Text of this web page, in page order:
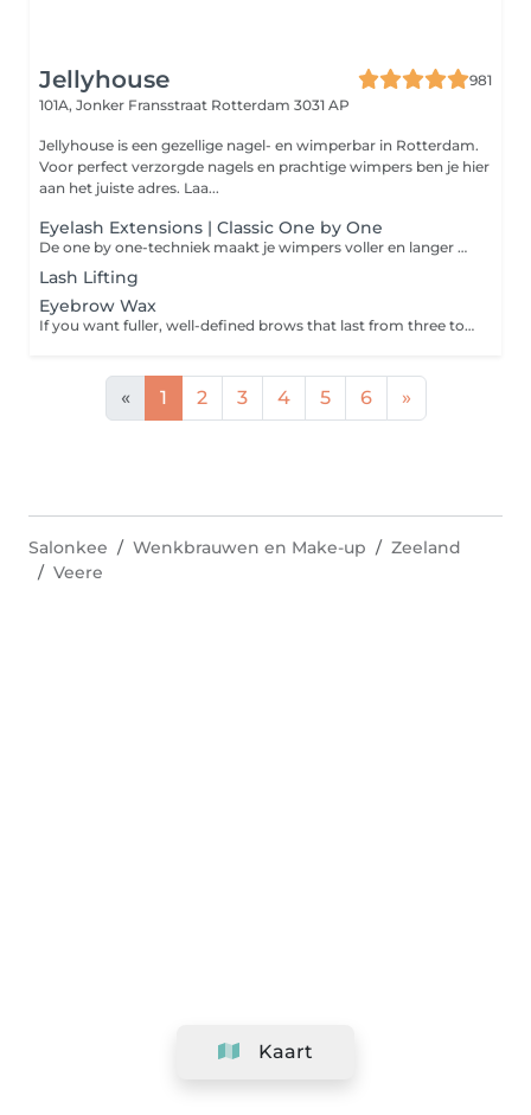
Jellyhouse
981
101A, Jonker Fransstraat Rotterdam 3031 AP
Jellyhouse is een gezellige nagel- en wimperbar in Rotterdam.
Voor perfect verzorgde nagels en prachtige wimpers ben je hier
aan het juiste adres. Laa...
Eyelash Extensions | Classic One by One
De one by one-techniek maakt je wimpers voller en langer en zorgt voor een natuurlijk effect. Op iedere wimper wordt één nepwimper aangebracht.
Lash Lifting
Eyebrow Wax
If you want fuller, well-defined brows that last from three to five weeks, book in for a wax and tint. Please note: If you have not had a patch at this salon in the last 6 months then a patch test is required 24 to 48 hours prior to your appointment. Please contact the salon to arrange this.
« 1 2 3 4 5 6 »
Kaart
Salonkee Wenkbrauwen en Make-up
Zeeland
Veere